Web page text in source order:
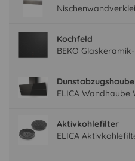
Kochfeld
Dunstabzugshaube
Aktivkohlefilter